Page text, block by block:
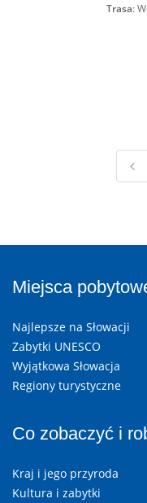
Trasa:
Miejsca
Najlepsze na Słowacji
Zabytki UNESCO
Wyjątkowa Słowacja
Regiony turystyczne
Co zobaczyć i
Kraj i jego przyroda
Kultura i zabytki